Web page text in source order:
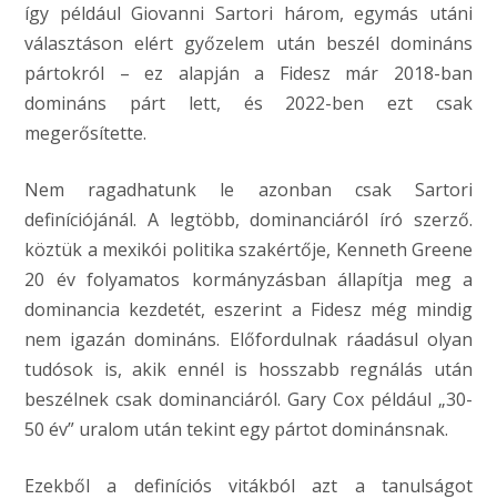
így például Giovanni Sartori három, egymás utáni
választáson elért győzelem után beszél domináns
pártokról – ez alapján a Fidesz már 2018-ban
domináns párt lett, és 2022-ben ezt csak
megerősítette.
Nem ragadhatunk le azonban csak Sartori
definíciójánál. A legtöbb, dominanciáról író szerző.
köztük a mexikói politika szakértője, Kenneth Greene
20 év folyamatos kormányzásban állapítja meg a
dominancia kezdetét, eszerint a Fidesz még mindig
nem igazán domináns. Előfordulnak ráadásul olyan
tudósok is, akik ennél is hosszabb regnálás után
beszélnek csak dominanciáról. Gary Cox például „30-
50 év” uralom után tekint egy pártot dominánsnak.
Ezekből a definíciós vitákból azt a tanulságot